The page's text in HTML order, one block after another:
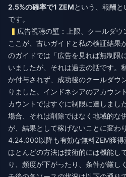
2.5%の確率で1 ZEMという、報酬
です。
広告視聴の壁：上限、クールダウ
ここが、古いガイドと私の検証結果
のガイドでは「広告を見れば無制限
いましたが、それは過去の話です。
か付与されず、成功後のクールダウ
りました。インドネシアのアカウン
カウントではすぐに制限に達しまし
場合、それは削除ではなく地域的な
が、結果として稼げないことに変わ
4.24.000以降も有効な無料ZEM獲得
ほとんどの方法は技術的には機能し
り、頻度が下がったり、条件が厳し